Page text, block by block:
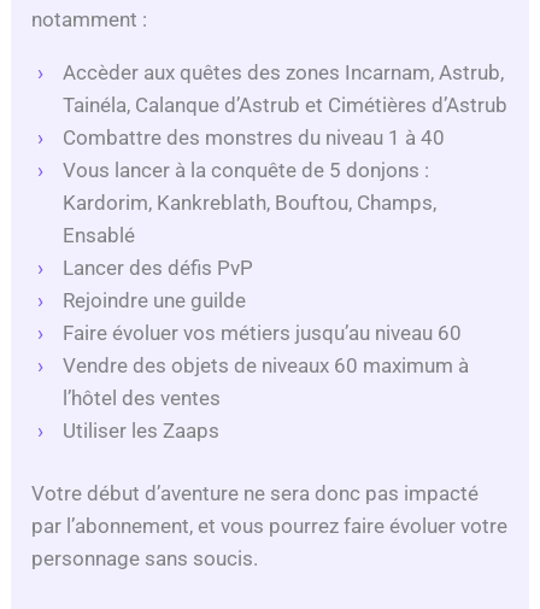
d
e
notamment :
Accèder aux quêtes des zones Incarnam, Astrub,
Tainéla, Calanque d’Astrub et Cimétières d’Astrub
Combattre des monstres du niveau 1 à 40
Vous lancer à la conquête de 5 donjons :
Kardorim, Kankreblath, Bouftou, Champs,
Ensablé
Lancer des défis PvP
Rejoindre une guilde
Faire évoluer vos métiers jusqu’au niveau 60
Vendre des objets de niveaux 60 maximum à
l’hôtel des ventes
Utiliser les Zaaps
Votre début d’aventure ne sera donc pas impacté
par l’abonnement, et vous pourrez faire évoluer votre
personnage sans soucis.